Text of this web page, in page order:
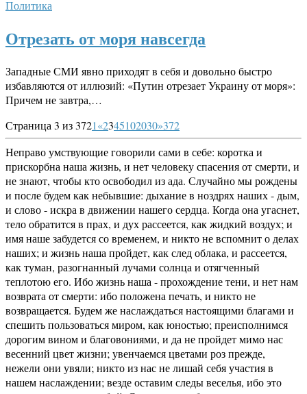
Политика
Отрезать от моря навсегда
Западные СМИ явно приходят в себя и довольно быстро
избавляются от иллюзий: «Путин отрезает Украину от моря»:
Причем не завтра,…
Страница 3 из 3721«2345102030»372
Неправо умствующие говорили сами в себе: коротка и
прискорбна наша жизнь, и нет человеку спасения от смерти, и
не знают, чтобы кто освободил из ада. Случайно мы рождены
и после будем как небывшие: дыхание в ноздрях наших - дым,
и слово - искра в движении нашего сердца. Когда она угаснет,
тело обратится в прах, и дух рассеется, как жидкий воздух; и
имя наше забудется со временем, и никто не вспомнит о делах
наших; и жизнь наша пройдет, как след облака, и рассеется,
как туман, разогнанный лучами солнца и отягченный
теплотою его. Ибо жизнь наша - прохождение тени, и нет нам
возврата от смерти: ибо положена печать, и никто не
возвращается. Будем же наслаждаться настоящими благами и
спешить пользоваться миром, как юностью; преисполнимся
дорогим вином и благовониями, и да не пройдет мимо нас
весенний цвет жизни; увенчаемся цветами роз прежде,
нежели они увяли; никто из нас не лишай себя участия в
нашем наслаждении; везде оставим следы веселья, ибо это